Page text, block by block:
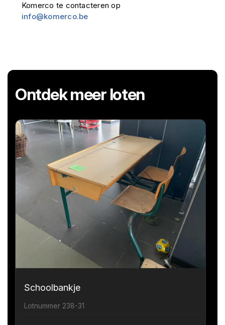
Komerco te contacteren op
info@komerco.be
Ontdek meer loten
Schoolbankje
Lotnummer 238-31